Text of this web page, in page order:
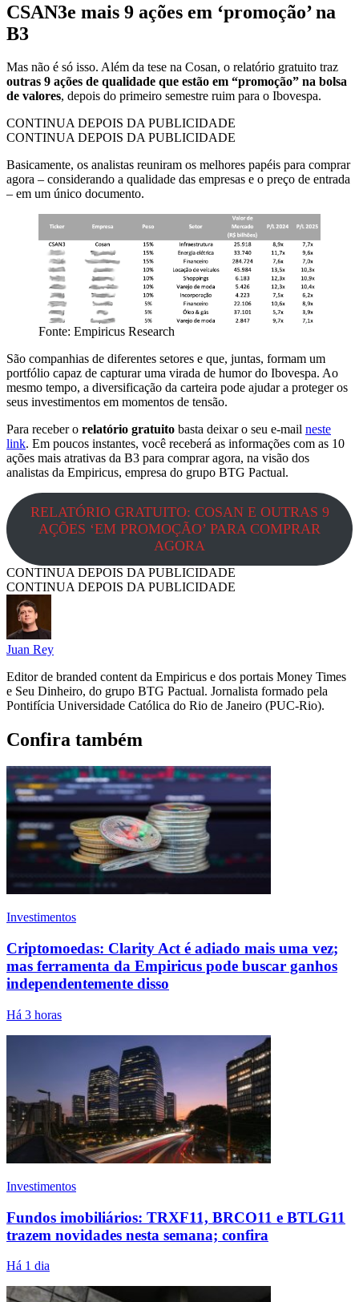
CSAN3e mais 9 ações em ‘promoção’ na
B3
Mas não é só isso. Além da tese na Cosan, o relatório gratuito traz
outras 9 ações de qualidade que estão em “promoção” na bolsa
de valores, depois do primeiro semestre ruim para o Ibovespa.
CONTINUA DEPOIS DA PUBLICIDADE
CONTINUA DEPOIS DA PUBLICIDADE
Basicamente, os analistas reuniram os melhores papéis para comprar
agora – considerando a qualidade das empresas e o preço de entrada
– em um único documento.
Fonte: Empiricus Research
São companhias de diferentes setores e que, juntas, formam um
portfólio capaz de capturar uma virada de humor do Ibovespa. Ao
mesmo tempo, a diversificação da carteira pode ajudar a proteger os
seus investimentos em momentos de tensão.
Para receber o relatório gratuito basta deixar o seu e-mail neste
link. Em poucos instantes, você receberá as informações com as 10
ações mais atrativas da B3 para comprar agora, na visão dos
analistas da Empiricus, empresa do grupo BTG Pactual.
RELATÓRIO GRATUITO: COSAN E OUTRAS 9
AÇÕES ‘EM PROMOÇÃO’ PARA COMPRAR
AGORA
CONTINUA DEPOIS DA PUBLICIDADE
CONTINUA DEPOIS DA PUBLICIDADE
Juan Rey
Editor de branded content da Empiricus e dos portais Money Times
e Seu Dinheiro, do grupo BTG Pactual. Jornalista formado pela
Pontifícia Universidade Católica do Rio de Janeiro (PUC-Rio).
Confira também
Investimentos
Criptomoedas: Clarity Act é adiado mais uma vez;
mas ferramenta da Empiricus pode buscar ganhos
independentemente disso
Há 3 horas
Investimentos
Fundos imobiliários: TRXF11, BRCO11 e BTLG11
trazem novidades nesta semana; confira
Há 1 dia